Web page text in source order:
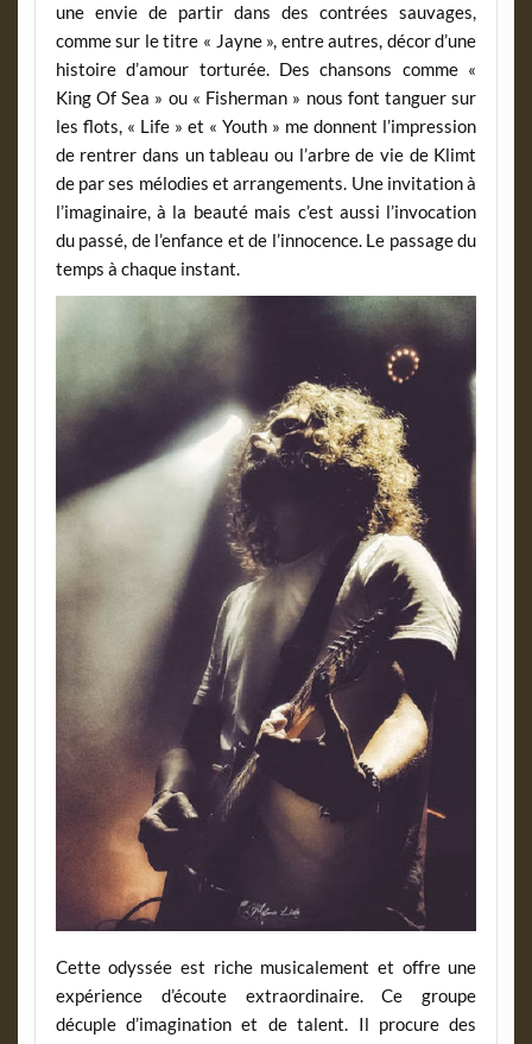
une envie de partir dans des contrées sauvages,
comme sur le titre « Jayne », entre autres, décor d’une
histoire d’amour torturée. Des chansons comme «
King Of Sea » ou « Fisherman » nous font tanguer sur
les flots, « Life » et « Youth » me donnent l’impression
de rentrer dans un tableau ou l’arbre de vie de Klimt
de par ses mélodies et arrangements. Une invitation à
l’imaginaire, à la beauté mais c’est aussi l’invocation
du passé, de l’enfance et de l’innocence. Le passage du
temps à chaque instant.
Cette odyssée est riche musicalement et offre une
expérience d’écoute extraordinaire. Ce groupe
décuple d’imagination et de talent. Il procure des